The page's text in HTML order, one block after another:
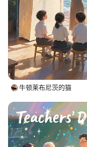
牛顿莱布尼茨的猫